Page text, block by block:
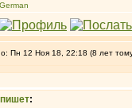
German
Пн 12 Ноя 18, 22:18 (8 лет
пишет: